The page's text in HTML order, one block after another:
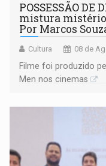
POSSESSÃO DE
mistura mistério
Por Marcos
Cultura 08 de
Filme foi produzido
Men nos cinemas